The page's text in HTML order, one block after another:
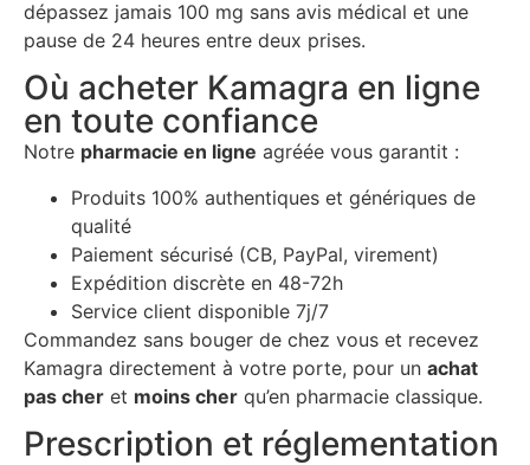
dépassez jamais 100 mg sans avis médical et une
pause de 24 heures entre deux prises.
Où acheter Kamagra en ligne
en toute confiance
Notre pharmacie en ligne agréée vous garantit :
Produits 100% authentiques et génériques de
qualité
Paiement sécurisé (CB, PayPal, virement)
Expédition discrète en 48-72h
Service client disponible 7j/7
Commandez sans bouger de chez vous et recevez
Kamagra directement à votre porte, pour un achat
pas cher et moins cher qu’en pharmacie classique.
Prescription et réglementation